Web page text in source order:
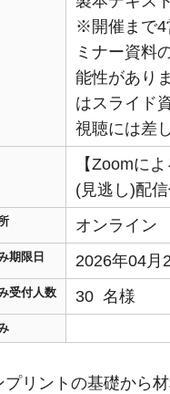
※開催まで4
ミナー資料
能性があり
はスライド
視聴には差
【Zoomに
(見逃し)配
オンライン
期限日 2026年04月
受付人数 30 名様
プリントの基礎から